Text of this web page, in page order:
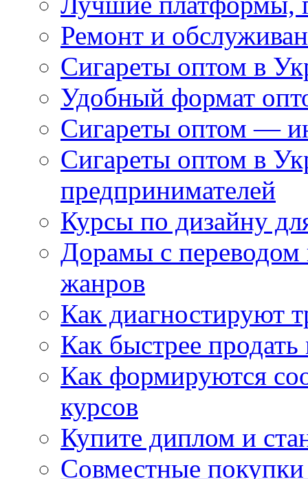
Ремонт и
Сигареты оптом в
Удобный формат
Сигареты оптом —
Сигареты оптом в
предпринимателей
Курсы по дизайну
Дорамы с переводом
жанров
Как диагностируют
Как быстрее
Как формируются
курсов
Купите диплом и
Совместные